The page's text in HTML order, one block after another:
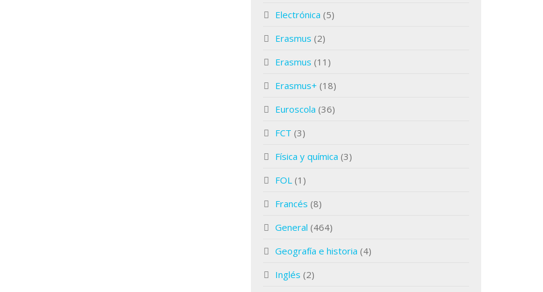
Electrónica (5)
Erasmus (2)
Erasmus (11)
Erasmus+ (18)
Euroscola (36)
FCT (3)
Física y química (3)
FOL (1)
Francés (8)
General (464)
Geografía e historia (4)
Inglés (2)